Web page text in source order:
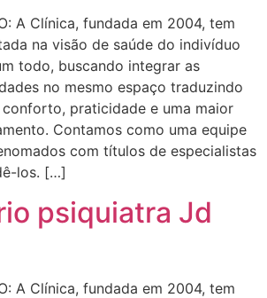
A Clínica, fundada em 2004, tem
na visão de saúde do indivíduo
todo, buscando integrar as
no mesmo espaço traduzindo
praticidade e uma maior
Contamos como uma equipe
com títulos de especialistas
los. […]
psiquiatra Jd
A Clínica, fundada em 2004, tem